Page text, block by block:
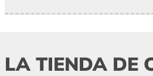
LA TIENDA DE